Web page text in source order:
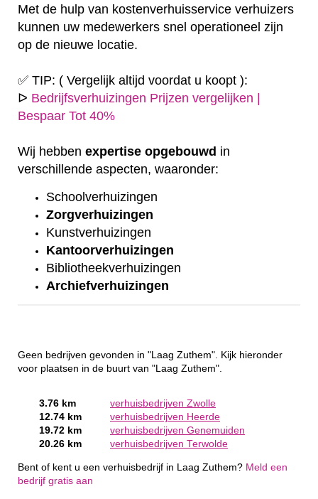
Met de hulp van kostenverhuisservice verhuizers
kunnen uw medewerkers snel operationeel zijn
op de nieuwe locatie.
✅ TIP: ( Vergelijk altijd voordat u koopt ):
ᐅ Bedrijfsverhuizingen Prijzen vergelijken |
Bespaar Tot 40%
Wij hebben expertise opgebouwd in
verschillende aspecten, waaronder:
Schoolverhuizingen
Zorgverhuizingen
Kunstverhuizingen
Kantoorverhuizingen
Bibliotheekverhuizingen
Archiefverhuizingen
Geen bedrijven gevonden in "Laag Zuthem". Kijk hieronder
voor plaatsen in de buurt van "Laag Zuthem".
3.76 km
verhuisbedrijven Zwolle
12.74 km
verhuisbedrijven Heerde
19.72 km
verhuisbedrijven Genemuiden
20.26 km
verhuisbedrijven Terwolde
Bent of kent u een verhuisbedrijf in Laag Zuthem? Meld een
bedrijf gratis aan